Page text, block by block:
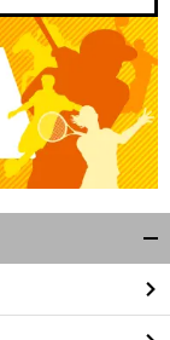
前
へ 閉